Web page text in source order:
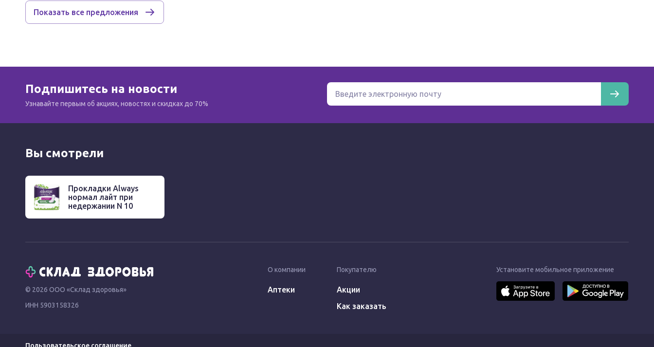
Показать все предложения
Подпишитесь на новости
Узнавайте первым об акциях, новостях и скидках до 70%
Вы смотрели
Прокладки Always
нормал лайт при
недержании N 10
© 2026 ООО «Склад здоровья»
ИНН 5903158326
О компании
Аптеки
Покупателю
Акции
Как заказать
Установите мобильное приложение